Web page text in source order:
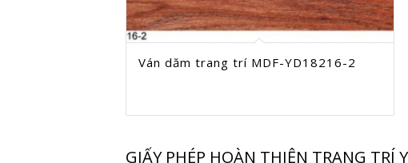
Ván dăm trang trí MDF-YD18216-2
GIẤY PHÉP HOÀN THIỆN TRANG TRÍ